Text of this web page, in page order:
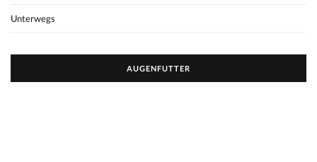
Unterwegs
AUGENFUTTER